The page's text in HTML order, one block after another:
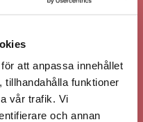
att anpassa innehållet
tillhandahålla funktioner
vår trafik. Vi
och annan
ÄTA I VÄSTERÅS
KONTAKTA OSS